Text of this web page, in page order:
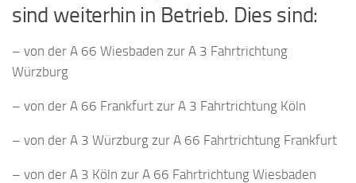
sind weiterhin in Betrieb. Dies sind:
– von der A 66 Wiesbaden zur A 3 Fahrtrichtung
Würzburg
– von der A 66 Frankfurt zur A 3 Fahrtrichtung Köln
– von der A 3 Würzburg zur A 66 Fahrtrichtung Frankfurt
– von der A 3 Köln zur A 66 Fahrtrichtung Wiesbaden